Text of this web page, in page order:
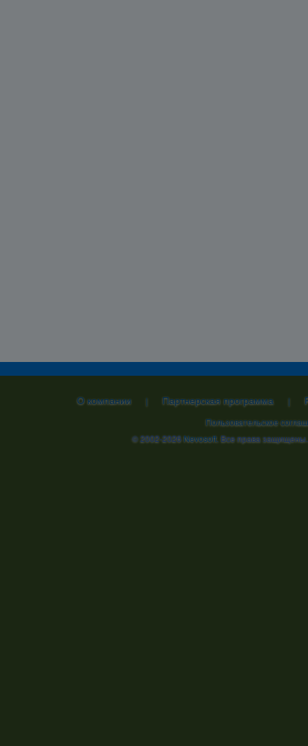
О компании | Партнерская программа |
Пользовательское
© 2002-2026Nevosoft. Все права защищены